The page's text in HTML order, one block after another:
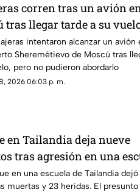
corren tras un avión
tras llegar tarde a su
intentaron alcanzar un avión
Sheremétievo de Moscú tras
pero no pudieron abordarlo
2026 06:03 p. m.
en Tailandia deja nueve
tras agresión en una
en una escuela de Tailandia
muertas y 23 heridas. El presunto